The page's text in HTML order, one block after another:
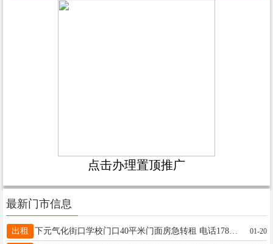
点击办理置顶推广
最新门市信息
出租 下元气化街口学校门口40平米门面房急转租 电话17835684478 01-20